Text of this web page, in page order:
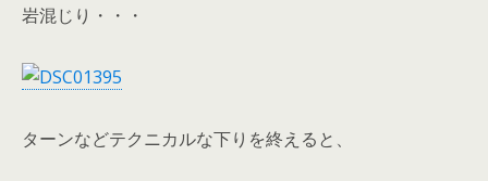
岩混じり・・・
ターンなどテクニカルな下りを終えると、